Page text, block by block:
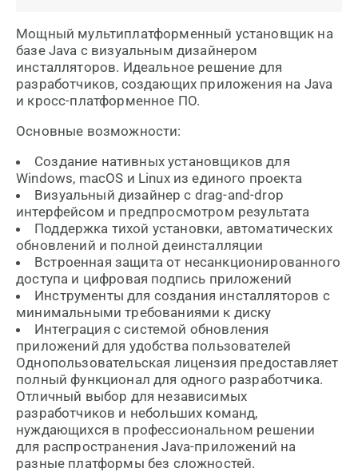
Мощный мультиплатформенный установщик на
базе Java с визуальным дизайнером
инсталляторов. Идеальное решение для
разработчиков, создающих приложения на Java
и кросс-платформенное ПО.
Основные возможности:
Создание нативных установщиков для
Windows, macOS и Linux из единого проекта
Визуальный дизайнер с drag-and-drop
интерфейсом и предпросмотром результата
Поддержка тихой установки, автоматических
обновлений и полной деинсталляции
Встроенная защита от несанкционированного
доступа и цифровая подпись приложений
Инструменты для создания инсталляторов с
минимальными требованиями к диску
Интеграция с системой обновления
приложений для удобства пользователей
Однопользовательская лицензия предоставляет
полный функционал для одного разработчика.
Отличный выбор для независимых
разработчиков и небольших команд,
нуждающихся в профессиональном решении
для распространения Java-приложений на
разные платформы без сложностей.